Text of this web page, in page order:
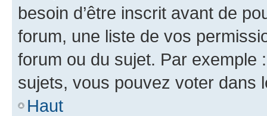
besoin d’être inscrit avant de
forum, une liste de vos
forum ou du sujet. Par exemple
sujets, vous pouvez voter dans
Haut